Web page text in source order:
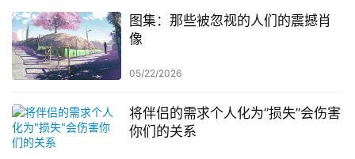
图集：那些被忽视的人们的震撼肖
像
05/22/2026
将伴侣的需求个人化为”损失”会伤害
你们的关系